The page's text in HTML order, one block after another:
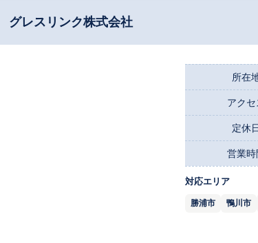
グレスリンク株式会社
所在
アクセ
定休
営業時
対応エリア
勝浦市 鴨川市